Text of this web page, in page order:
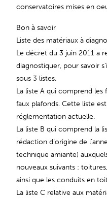
conservatoires mises en
Bon à savoir
Liste des matériaux à
Le décret du 3 juin 2011 a
diagnostiquer, pour savoir
sous 3 listes.
La liste A qui comprend les
faux plafonds. Cette liste
réglementation actuelle.
La liste B qui comprend la
rédaction d’origine de
technique amiante)
nouveaux suivants :
ainsi que les conduits en
La liste C relative aux